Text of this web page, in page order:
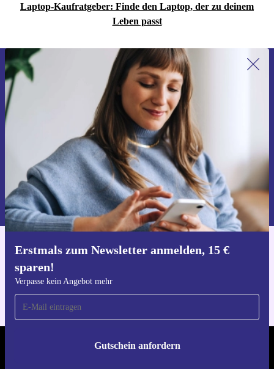
Laptop-Kaufratgeber: Finde den Laptop, der zu deinem
Leben passt
Erstmals zum Newsletter anmelden, 15 €
sparen!
Verpasse kein Angebot mehr
Gutschein anfordern
Erstmals zum Newsletter anmelden,
15 € sparen!
Verpasse kein Angebot mehr.
Gutschein anfordern
Informationen über die Verwendung personenbezogener Daten findest
du in unserer
Datenschutzerklärung.
Hol dir die refurbed-App
REFURBED DEUTSCHLAND - RETHINK NEW.